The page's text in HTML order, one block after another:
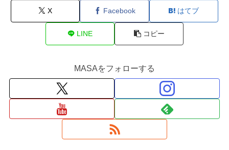
X Facebook はてブ
LINE コピー
MASAをフォローする